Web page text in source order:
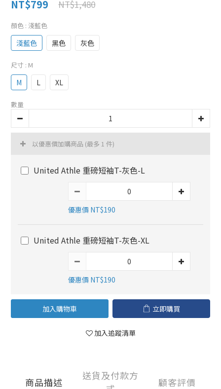
NT$799 NT$1,480
顏色 : 淺藍色
淺藍色 黑色 灰色
尺寸 : M
M L XL
數量
以優惠價加購商品 (最多 1 件)
United Athle 重磅短袖T-灰色-L
優惠價 NT$190
United Athle 重磅短袖T-灰色-XL
優惠價 NT$190
加入購物車 立即購買
加入追蹤清單
商品描述
送貨及付款方
顧客評價